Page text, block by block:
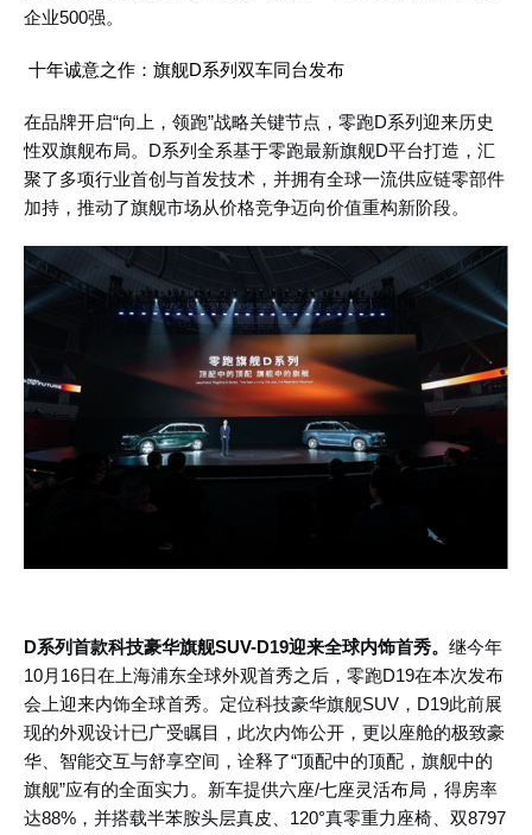
企业500强。
十年诚意之作：旗舰D系列双车同台发布
在品牌开启“向上，领跑”战略关键节点，零跑D系列迎来历史
性双旗舰布局。D系列全系基于零跑最新旗舰D平台打造，汇
聚了多项行业首创与首发技术，并拥有全球一流供应链零部件
加持，推动了旗舰市场从价格竞争迈向价值重构新阶段。
D系列首款科技豪华旗舰SUV-D19迎来全球内饰首秀。 继今年
10月16日在上海浦东全球外观首秀之后，零跑D19在本次发布
会上迎来内饰全球首秀。定位科技豪华旗舰SUV，D19此前展
现的外观设计已广受瞩目，此次内饰公开，更以座舱的极致豪
华、智能交互与舒享空间，诠释了“顶配中的顶配，旗舰中的
旗舰”应有的全面实力。新车提供六座/七座灵活布局，得房率
达88%，并搭载半苯胺头层真皮、120°真零重力座椅、双8797